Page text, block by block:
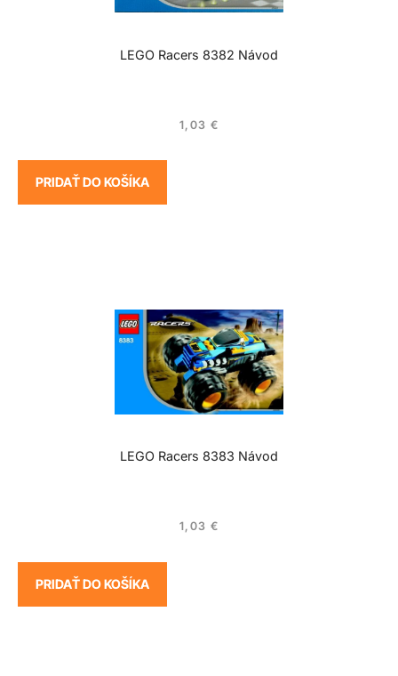
LEGO Racers 8382 Návod
1,03 €
PRIDAŤ DO KOŠÍKA
LEGO Racers 8383 Návod
1,03 €
PRIDAŤ DO KOŠÍKA